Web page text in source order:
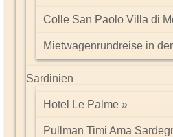
Colle San Paolo Villa di
Mietwagenrundreise in
Sardinien
Hotel Le Palme
Pullman Timi Ama